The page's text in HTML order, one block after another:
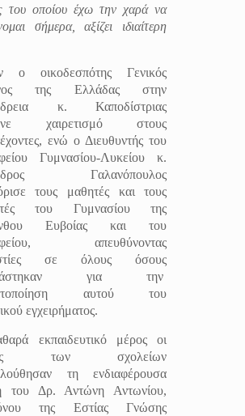
του οποίου έχω την χαρά να
σήμερα, αξίζει ιδιαίτερη
ο οικοδεσπότης Γενικός
της Ελλάδας στην
κ. Καποδίστριας
χαιρετισμό στους
ενώ ο Διευθυντής του
Γυμνασίου-Λυκείου κ.
Γαλανόπουλος
τους μαθητές και τους
του Γυμνασίου της
Ευβοίας και του
απευθύνοντας
σε όλους όσους
για την
αυτού του
εγχειρήματος.
εκπαιδευτικό μέρος οι
των σχολείων
τη ενδιαφέρουσα
του Δρ. Αντώνη Αντωνίου,
της Εστίας Γνώσης